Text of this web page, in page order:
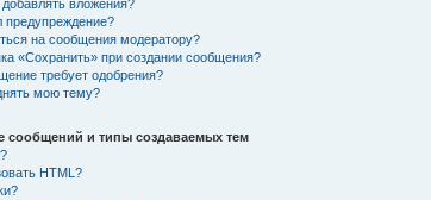
вложения?
на сообщения модератору?
«Сохранить» при создании сообщения?
требует одобрения?
мою тему?
сообщений и типы создаваемых тем
HTML?